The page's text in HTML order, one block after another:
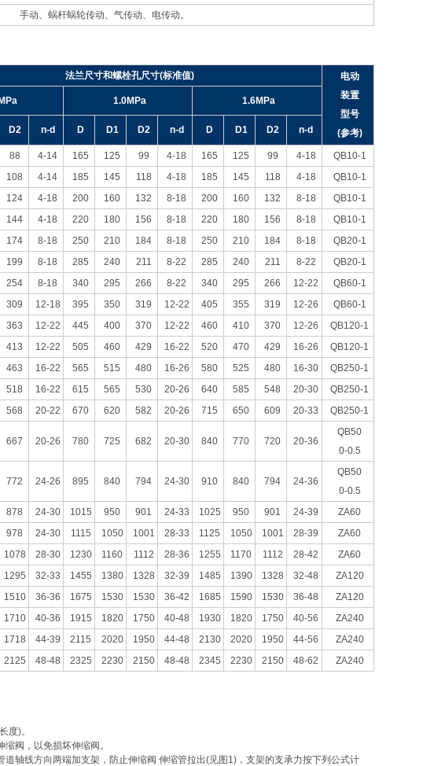
手动、蜗杆蜗轮传动、气传动、电传动。
法兰尺寸和螺栓孔尺寸(标准值)
电动
装置
型号
(参考)
1.0MPa 1.6MPa
D2 n-d D D1 D2 n-d D D1 D2 n-d
88 4-14 165 125 99 4-18 165 125 99 4-18
QB10-1
108 4-14 185 145 118 4-18 185 145 118 4-18
QB10-1
124 4-18 200 160 132 8-18 200 160 132 8-18
QB10-1
144 4-18 220 180 156 8-18 220 180 156 8-18
QB10-1
174 8-18 250 210 184 8-18 250 210 184 8-18
QB20-1
199 8-18 285 240 211 8-22 285 240 211 8-22
QB20-1
254 8-18 340 295 266 8-22 340 295 266 12-22
QB60-1
309 12-18 395 350 319 12-22 405 355 319 12-26
QB60-1
363 12-22 445 400 370 12-22 460 410 370 12-26
QB120-1
413 12-22 505 460 429 16-22 520 470 429 16-26
QB120-1
463 16-22 565 515 480 16-26 580 525 480 16-30
QB250-1
518 16-22 615 565 530 20-26 640 585 548 20-30
QB250-1
568 20-22 670 620 582 20-26 715 650 609 20-33 QB250-1
667 20-26 780 725 682 20-30 840 770 720 20-36
QB50
0-0.5
772 24-26 895 840 794 24-30 910 840 794 24-36
QB50
0-0.5
878 24-30 1015 950 901 24-33 1025 950 901 24-39
ZA60
978 24-30 1115 1050 1001 28-33 1125 1050 1001 28-39
ZA60
1078 28-30 1230 1160 1112 28-36 1255 1170 1112 28-42
ZA60
1295 32-33 1455 1380 1328 32-39 1485 1390 1328 32-48
ZA120
1510 36-36 1675 1530 1530 36-42 1685 1590 1530 36-48
ZA120
1710 40-36 1915 1820 1750 40-48 1930 1820 1750 40-56
ZA240
1718 44-39 2115 2020 1950 44-48 2130 2020 1950 44-56
ZA240
2125 48-48 2325 2230 2150 48-48 2345 2230 2150 48-62 ZA240
度)。
阀，以免损坏伸缩阀。
轴线方向两端加支架，防止伸缩阀 伸缩管拉出(见图1)，支架的支承力按下列公式计